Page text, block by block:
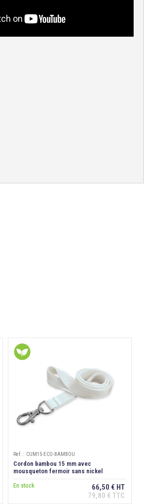
Ref. : CUM15-ECO-BAMBOU
Cordon bambou 15 mm avec
mousqueton fermoir sans nickel
En stock
66,50 € HT
79,80 € TTC